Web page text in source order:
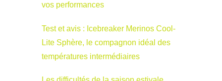
vos performances
Test et avis : Icebreaker Merinos Cool-
Lite Sphère, le compagnon idéal des
températures intermédiaires